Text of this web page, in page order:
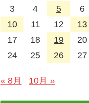
3
4 5 6
10
11 12 13
17
18 19 20
24
25 26 27
« 8月 10月 »